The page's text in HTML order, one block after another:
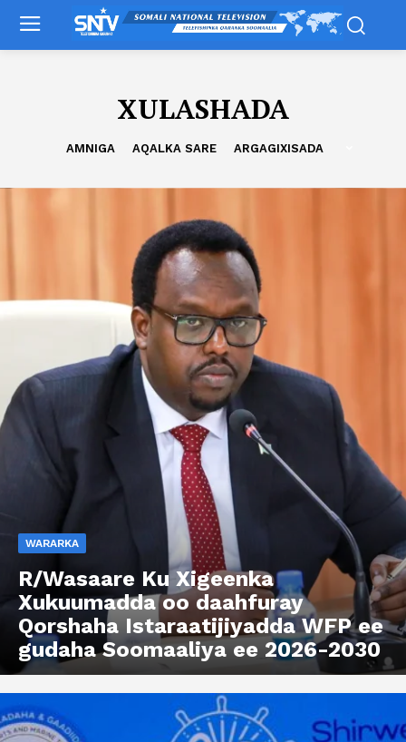
XULASHADA
AMNIGA AQALKA SARE ARGAGIXISADA
WARARKA
R/Wasaare Ku Xigeenka
Xukuumadda oo daahfuray
Qorshaha Istaraatijiyadda WFP ee
gudaha Soomaaliya ee 2026-2030